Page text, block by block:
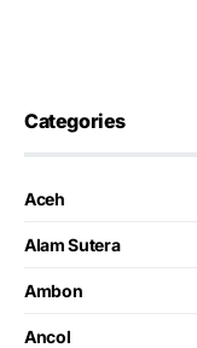
Categories
Aceh
Alam Sutera
Ambon
Ancol